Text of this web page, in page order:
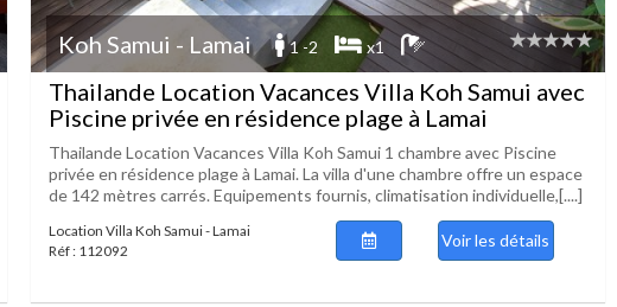
Koh Samui - Lamai 1 -2 x1
Thailande Location Vacances Villa Koh Samui avec
Piscine privée en résidence plage à Lamai
Thailande Location Vacances Villa Koh Samui 1 chambre avec Piscine
privée en résidence plage à Lamai. La villa d'une chambre offre un espace
de 142 mètres carrés. Equipements fournis, climatisation individuelle,[....]
Location Villa Koh Samui - Lamai
Réf : 112092
Voir les détails